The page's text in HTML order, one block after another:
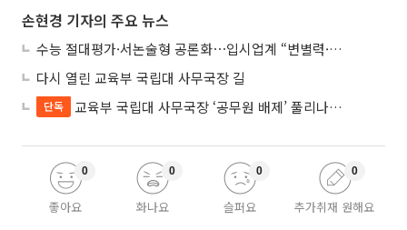
손현경 기자의 주요 뉴스
수능 절대평가·서논술형 공론화⋯입시업계 “변별력·사교육 대책 먼저”
다시 열린 교육부 국립대 사무국장 길
단독 교육부 국립대 사무국장 ‘공무원 배제’ 풀리나…응시자격 다시 열렸다
좋아요
0
화나요
0
슬퍼요
0
추가취재 원해요
0